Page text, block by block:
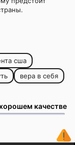
сша
вера в себя
качестве